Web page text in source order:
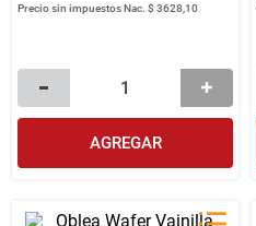
Precio sin impuestos Nac.$ 3628,10
AGREGAR